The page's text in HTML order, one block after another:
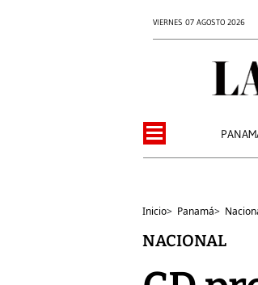
VIERNES 07 AGOSTO 2026
Inicio> Panamá>
NACIONAL